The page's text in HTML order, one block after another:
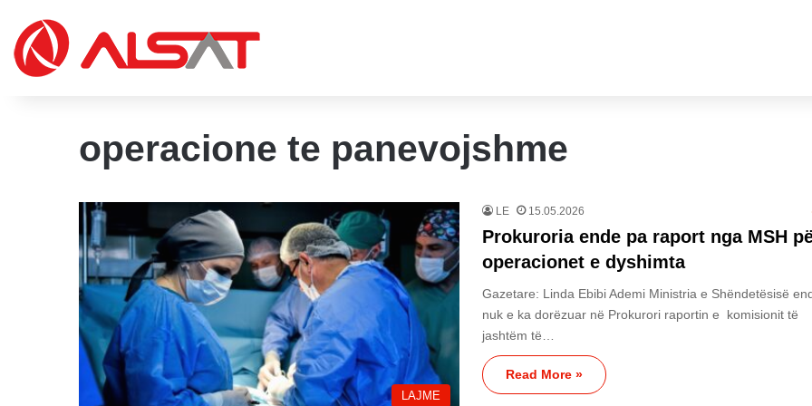
operacione te panevojshme
LAJME
LE 15.05.2026
Prokuroria ende pa raport nga MSH
operacionet e dyshimta
Gazetare: Linda Ebibi Ademi Ministria e Shëndetësisë
nuk e ka dorëzuar në Prokurori raportin e komisionit të
jashtëm të…
Read More »